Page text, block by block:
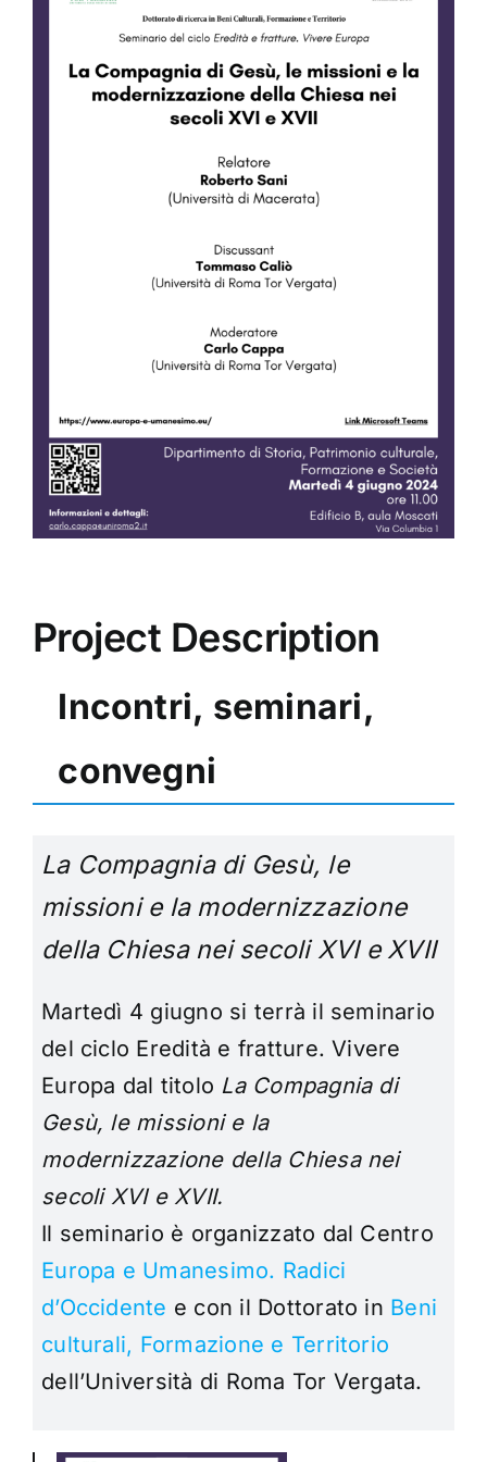
Project Description
Incontri, seminari,
convegni
La Compagnia di Gesù, le
missioni e la modernizzazione
della Chiesa nei secoli XVI e XVII
Martedì 4 giugno si terrà il seminario
del ciclo Eredità e fratture. Vivere
Europa dal titolo La Compagnia di
Gesù, le missioni e la
modernizzazione della Chiesa nei
secoli XVI e XVII.
Il seminario è organizzato dal Centro
Europa e Umanesimo. Radici
d’Occidente e con il Dottorato in Beni
culturali, Formazione e Territorio
dell’Università di Roma Tor Vergata.